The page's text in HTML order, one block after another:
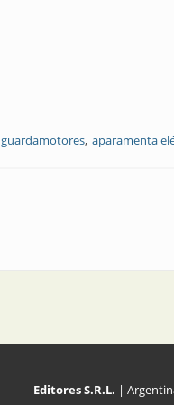
guardamotores aparamenta
Editores S.R.L. |